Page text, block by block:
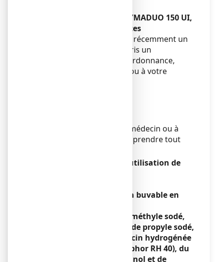
Autres médicaments et ZYMADUO 150 UI,
solution buvable en gouttes
Si vous prenez ou avez pris récemment un
autre médicament, y compris un
médicament obtenu sans ordonnance,
parlez-en à votre médecin ou à votre
Demandez conseil à votre médecin ou à
votre pharmacien avant de prendre tout
Conduite de véhicules et utilisation de
ZYMADUO 150 UI, solution buvable en
parahydroxybenzoate de méthyle sodé,
du parahydroxybenzoate de propyle sodé,
du sodium, de l’huile de ricin hydrogénée
polyoxyéthylénée (Crémophor RH 40), du
sirop de maltitol, de l’éthanol et de